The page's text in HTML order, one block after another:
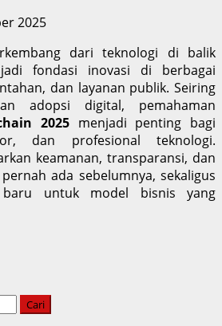
2025
dari teknologi di balik
fondasi inovasi di berbagai
dan layanan publik. Seiring
adopsi digital, pemahaman
2025 menjadi penting bagi
dan profesional teknologi.
keamanan, transparansi, dan
ada sebelumnya, sekaligus
baru untuk model bisnis yang